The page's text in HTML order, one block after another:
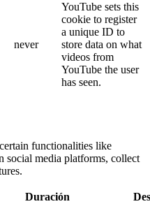
never
YouTube sets this
cookie to register
a unique ID to
store data on what
videos from
YouTube the user
has seen.
functionalities like
social media platforms, collect
Duración